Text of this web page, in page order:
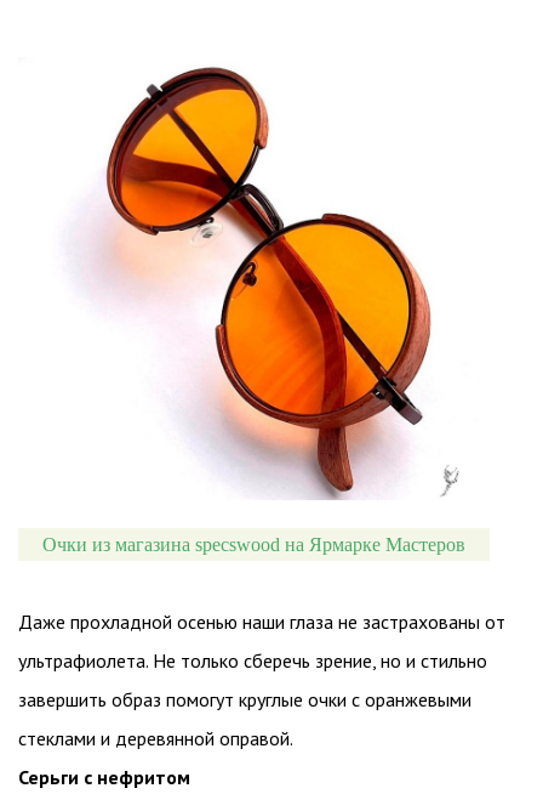
Очки из магазина specswood на Ярмарке Мастеров
Даже прохладной осенью наши глаза не застрахованы от
ультрафиолета. Не только сберечь зрение, но и стильно
завершить образ помогут круглые очки с оранжевыми
стеклами и деревянной оправой.
Серьги с нефритом